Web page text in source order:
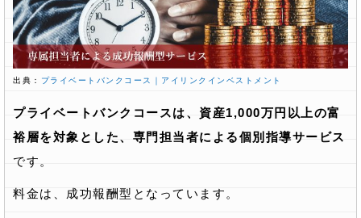
出典： プライベートバンクコース｜アイリンクインベストメント
プライベートバンクコースは、資産1,000万円以上の富
裕層を対象とした、専門担当者による個別指導サービス
です。
料金は、成功報酬型となっています。